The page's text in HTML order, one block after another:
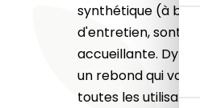
du
synthétique (à
d'entretien, sont
accueillante.
un rebond qui
toutes les